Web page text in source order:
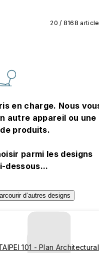
20 / 8168
en charge. Nous
autre appareil ou une
produits.
parmi les designs
dessous...
d’autres designs
101 - Plan Architectural